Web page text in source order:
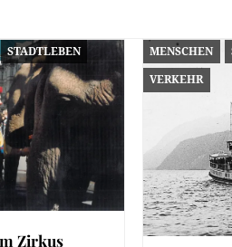
STADTLEBEN
Zirkus
MENSCHEN
VERKEHR